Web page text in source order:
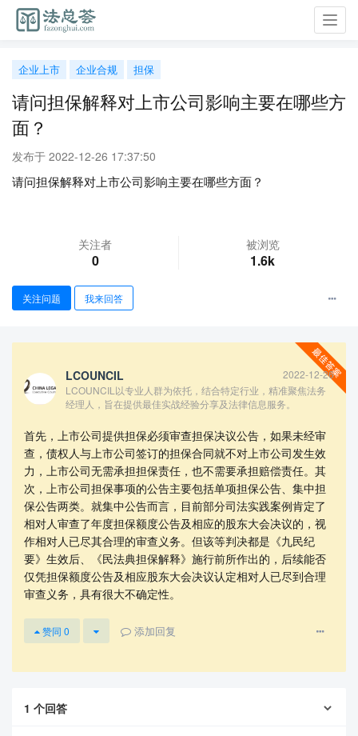
企业上市 企业合规 担保
请问担保解释对上市公司影响主要在哪些方
面？
发布于 2022-12-26 17:37:50
请问担保解释对上市公司影响主要在哪些方面？
查看更多
关注者
0
被浏览
1.6k
关注问题 我来回答
LCOUNCIL
2022-12-26
LCOUNCIL以专业人群为依托，结合特定行业，精准聚焦法务
经理人，旨在提供最佳实战经验分享及法律信息服务。
首先，上市公司提供担保必须审查担保决议公告，如果未经审
查，债权人与上市公司签订的担保合同就不对上市公司发生效
力，上市公司无需承担担保责任，也不需要承担赔偿责任。其
次，上市公司担保事项的公告主要包括单项担保公告、集中担
保公告两类。就集中公告而言，目前部分司法实践案例肯定了
相对人审查了年度担保额度公告及相应的股东大会决议的，视
作相对人已尽其合理的审查义务。但该等判决都是《九民纪
要》生效后、《民法典担保解释》施行前所作出的，后续能否
仅凭担保额度公告及相应股东大会决议认定相对人已尽到合理
审查义务，具有很大不确定性。
赞同 0 添加回复
1 个回答